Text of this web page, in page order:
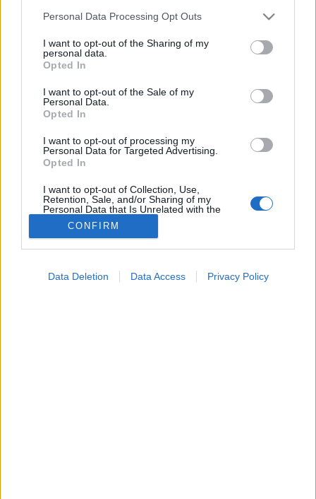
Please note that this website/app uses one or more Google
not limited to your visit or usage behaviour. You may click to
grant or deny consent to Google and its third-party tags to
use your data for below specified purposes in below Google
consent section.
Personal Data Processing Opt Outs
I want to opt-out of the Sharing of my
personal data.
Opted In
I want to opt-out of the Sale of my
Personal Data.
Opted In
I want to opt-out of processing my
Personal Data for Targeted Advertising.
Opted In
I want to opt-out of Collection, Use,
Retention, Sale, and/or Sharing of my
Personal Data that Is Unrelated with the
Purposes for which it was collected.
Opted Out
I want to allow Google to enable storage
CONFIRM
Data Deletion Data Access Privacy Policy
Vashiány